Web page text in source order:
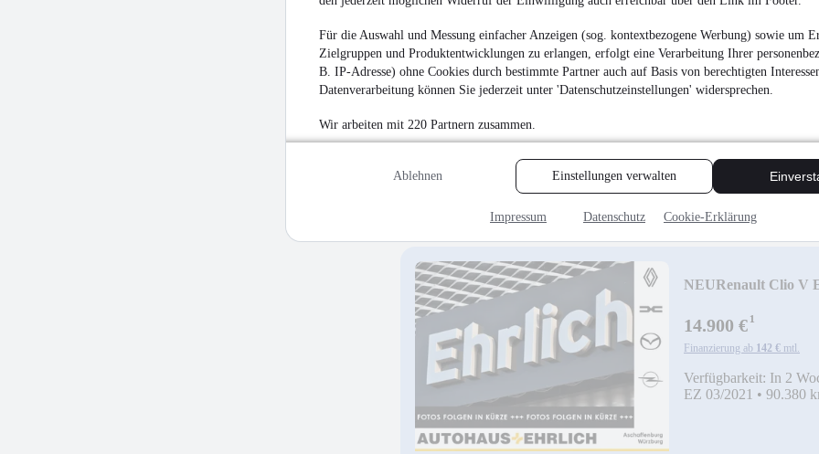
Für die Auswahl und Messung einfacher Anzeigen (sog. kontextbezogene Werbung) sowie um
Zielgruppen und Produktentwicklungen zu erlangen, erfolgt eine Verarbeitung Ihrer
B. IP-Adresse) ohne Cookies durch bestimmte Partner auch auf Basis von berechtigten
Datenverarbeitung können Sie jederzeit unter 'Datenschutzeinstellungen' widersprechen.
Wir arbeiten mit 220 Partnern zusammen.
Ablehnen Einstellungen verwalten
Impressum Datenschutz Cookie-Erklärung
Mazda CX-3
16.990 €
Verfügbarkeit: In 2
Unfallfrei
EZ 04/2019
NEURenault Clio V
14.900 €¹
Finanzierung ab 142 € mtl.
Verfügbarkeit: In 2
EZ 03/2021 • 90.380